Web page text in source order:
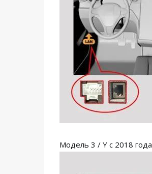
Модель 3 / Y с 2018 года